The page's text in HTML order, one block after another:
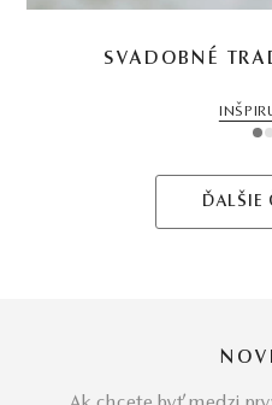
SVADOBNÉ
1 2
ĎALŠIE